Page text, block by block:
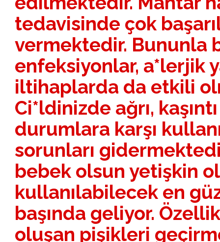
tedavisinde çok
vermektedir. Bununla
enfeksiyonlar, a*lerjik
iltihaplarda da etkili
Ci*ldinizde ağrı,
durumlara karşı
sorunları
bebek olsun yetişkin
kullanılabilecek en
başında geliyor.
oluşan pişikleri